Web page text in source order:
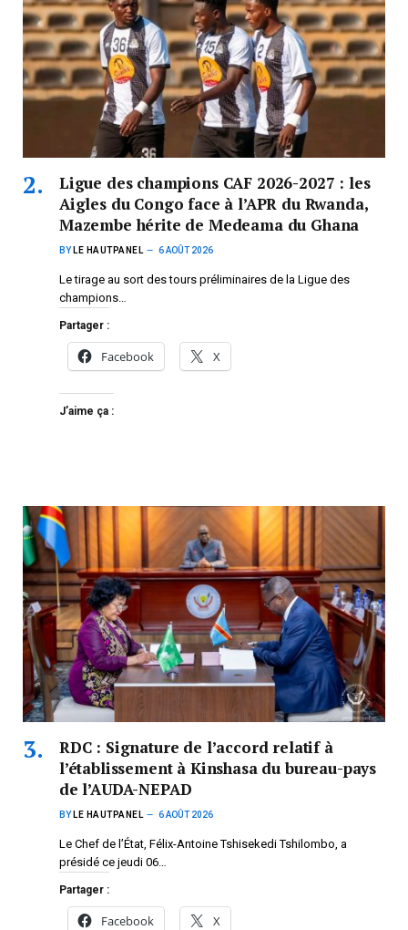
Ligue des champions CAF 2026-2027 : les
Aigles du Congo face à l’APR du Rwanda,
Mazembe hérite de Medeama du Ghana
BY LE HAUTPANEL 6 AOÛT 2026
Le tirage au sort des tours préliminaires de la Ligue des
champions…
Partager :
Facebook X
J’aime ça :
RDC : Signature de l’accord relatif à
l’établissement à Kinshasa du bureau-pays
de l’AUDA-NEPAD
BY LE HAUTPANEL 6 AOÛT 2026
Le Chef de l’État, Félix-Antoine Tshisekedi Tshilombo, a
présidé ce jeudi 06…
Partager :
Facebook X